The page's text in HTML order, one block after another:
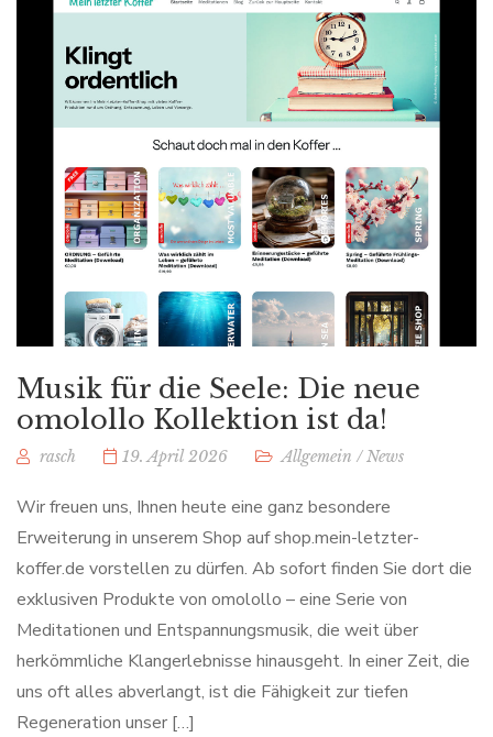
Musik für die Seele: Die neue
omolollo Kollektion ist da!
rasch 19. April 2026 Allgemein /News
Wir freuen uns, Ihnen heute eine ganz besondere
Erweiterung in unserem Shop auf shop.mein-letzter-
koffer.de vorstellen zu dürfen. Ab sofort finden Sie dort die
exklusiven Produkte von omolollo – eine Serie von
Meditationen und Entspannungsmusik, die weit über
herkömmliche Klangerlebnisse hinausgeht. In einer Zeit, die
uns oft alles abverlangt, ist die Fähigkeit zur tiefen
Regeneration unser […]